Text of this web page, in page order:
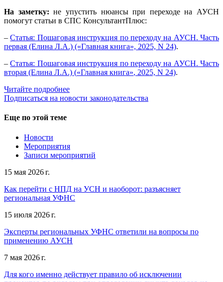
На заметку: не упустить нюансы при переходе на АУСН
помогут статьи в СПС КонсультантПлюс:
–Статья: Пошаговая инструкция по переходу на АУСН. Часть
первая (Елина Л.А.) («Главная книга», 2025, N 24).
–Статья: Пошаговая инструкция по переходу на АУСН. Часть
вторая (Елина Л.А.) («Главная книга», 2025, N 24).
Читайте подробнее
Подписаться на новости законодательства
Еще по этой теме
Новости
Мероприятия
Записи мероприятий
15 мая 2026 г.
Как перейти с НПД на УСН и наоборот: разъясняет
региональная УФНС
15 июля 2026 г.
Эксперты региональных УФНС ответили на вопросы по
применению АУСН
7 мая 2026 г.
Для кого именно действует правило об исключении